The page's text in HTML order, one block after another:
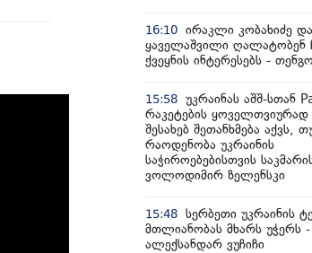
16:10 ირაკლი კობახიძე
ყაველაშვილი ღალატობენ
ქვეყნის ინტერესებს -
15:58 უკრაინას აშშ-სთან
რაკეტების ყოველთვიურად
შესახებ შეთანხმება აქვს,
რაოდენობა უკრაინის
საჭიროებებისთვის
ვოლოდიმირ ზელენსკი
15:48 სერბეთი უკრაინის
მთლიანობას მხარს უჭერს -
ალექსანდარ ვუჩიჩი